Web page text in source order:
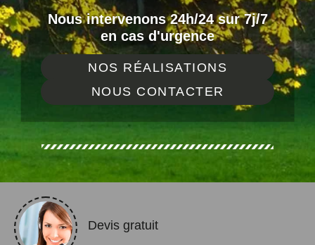
Nous intervenons 24h/24 sur 7j/7
en cas d'urgence
NOS RÉALISATIONS
NOUS CONTACTER
Devis gratuit